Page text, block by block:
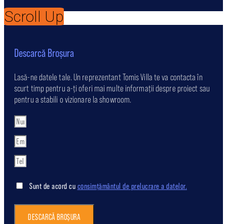
Scroll Up
Descarcă Broșura
Lasă-ne datele tale. Un reprezentant Tomis Villa te va contacta în
scurt timp pentru a-ți oferi mai multe informații despre proiect sau
pentru a stabili o vizionare la showroom.
Sunt de acord cu consimțământul de prelucrare a datelor.
DESCARCĂ BROȘURA